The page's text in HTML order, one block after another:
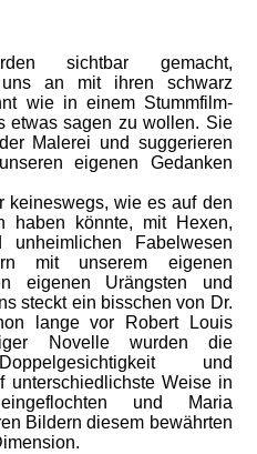
sichtbar gemacht,
uns an mit ihren schwarz
wie in einem Stummfilm-
etwas sagen zu wollen. Sie
Malerei und suggerieren
eigenen Gedanken
keineswegs, wie es auf den
haben könnte, mit Hexen,
Fabelwesen
mit unserem eigenen
eigenen Urängsten und
steckt ein bisschen von Dr.
lange vor Robert Louis
Novelle wurden die
und
unterschiedlichste Weise in
und Maria
Bildern diesem bewährten